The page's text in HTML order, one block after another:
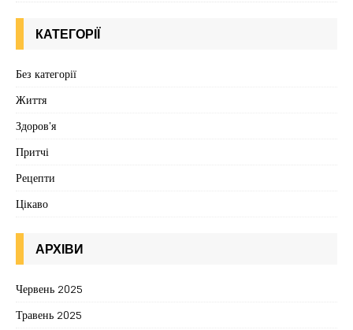
КАТЕГОРІЇ
Без категорії
Життя
Здоров'я
Притчі
Рецепти
Цікаво
АРХІВИ
Червень 2025
Травень 2025